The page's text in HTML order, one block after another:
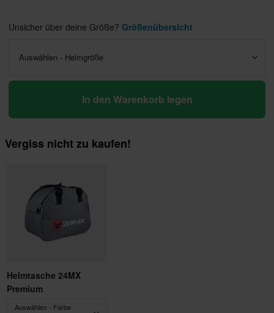
Unsicher über deine Größe? Größenübersicht
Auswählen - Helmgröße
In den Warenkorb legen
Vergiss nicht zu kaufen!
Helmtasche 24MX
Premium
Auswählen - Farbe